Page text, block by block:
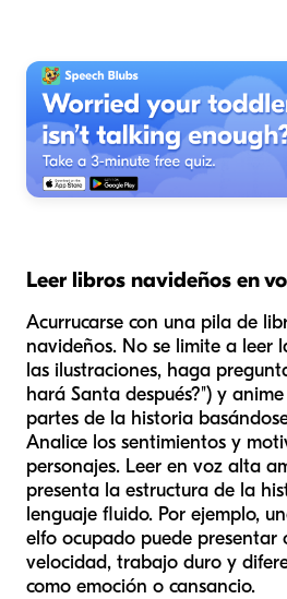
Leer libros navideños en
Acurrucarse con una pila de
navideños. No se limite a leer
las ilustraciones, haga
hará Santa después?") y
partes de la historia
Analice los sentimientos y
personajes. Leer en voz alta
presenta la estructura de la
lenguaje fluido. Por ejemplo,
elfo ocupado puede presentar
velocidad, trabajo duro y
como emoción o cansancio.